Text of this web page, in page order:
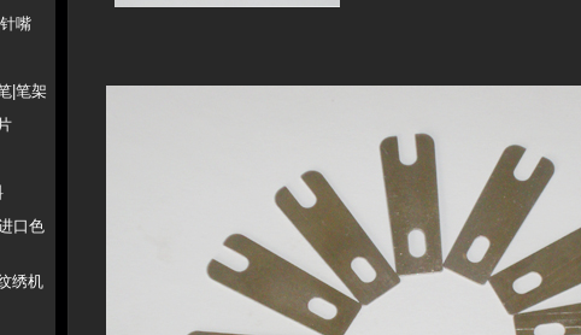
嘴
|笔架
口色
绣机